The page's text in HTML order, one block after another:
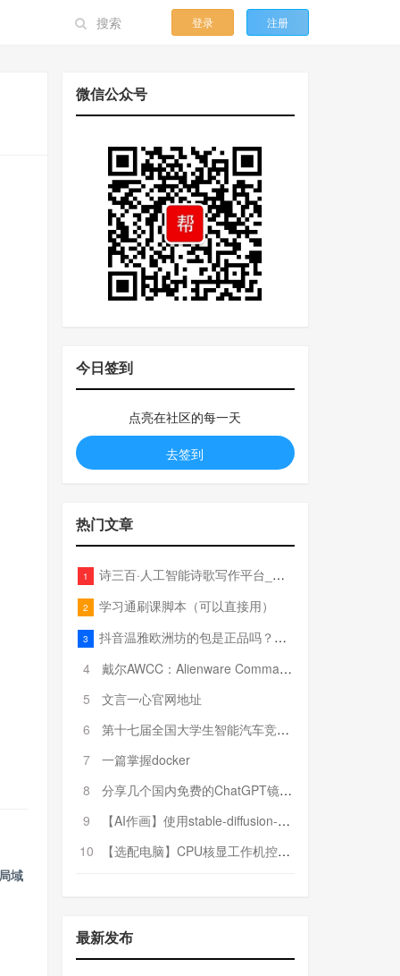
登录 注册
域
微信公众号
今日签到
点亮在社区的每一天
去签到
热门文章
1 诗三百·人工智能诗歌写作平台_在线作诗机_藏头诗生成器_电脑对联_姓名作诗
2 学习通刷课脚本（可以直接用）
3
抖音温雅欧洲坊的包是正品吗？温雅卖的包为啥那么便宜？
4
戴尔AWCC：Alienware Command Center 故障排除方法，里面附有超全详解呦，快来快来，欢迎观看~
5
文言一心官网地址
6
第十七届全国大学生智能汽车竞赛全国总决赛参赛队伍奖项公告
7
一篇掌握docker
8
分享几个国内免费的ChatGPT镜像网址(亲测有效-4月25日更新)
9
【AI作画】使用stable-diffusion-webui搭建AI作画平台
10
【选配电脑】CPU核显工作机控制预算5000
最新发布